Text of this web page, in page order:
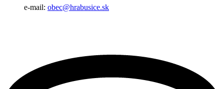
e-mail: obec@hrabusice.sk